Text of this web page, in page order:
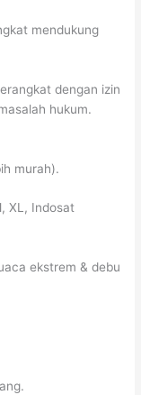
mendukung
dengan izin
hukum.
murah).
XL, Indosat
ekstrem & debu